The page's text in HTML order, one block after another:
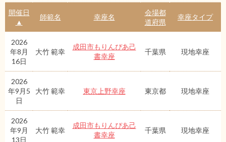
開催日
▲
師範名 幸座名
会場都
道府県
幸座タイプ
2026
年8月
16日
大竹 範幸
成田市もりんぴあ己
書幸座
千葉県 現地幸座
2026
年9月5
日
大竹 範幸 東京上野幸座 東京都 現地幸座
2026
年9月
13日
大竹 範幸
成田市もりんぴあ己
書幸座
千葉県 現地幸座